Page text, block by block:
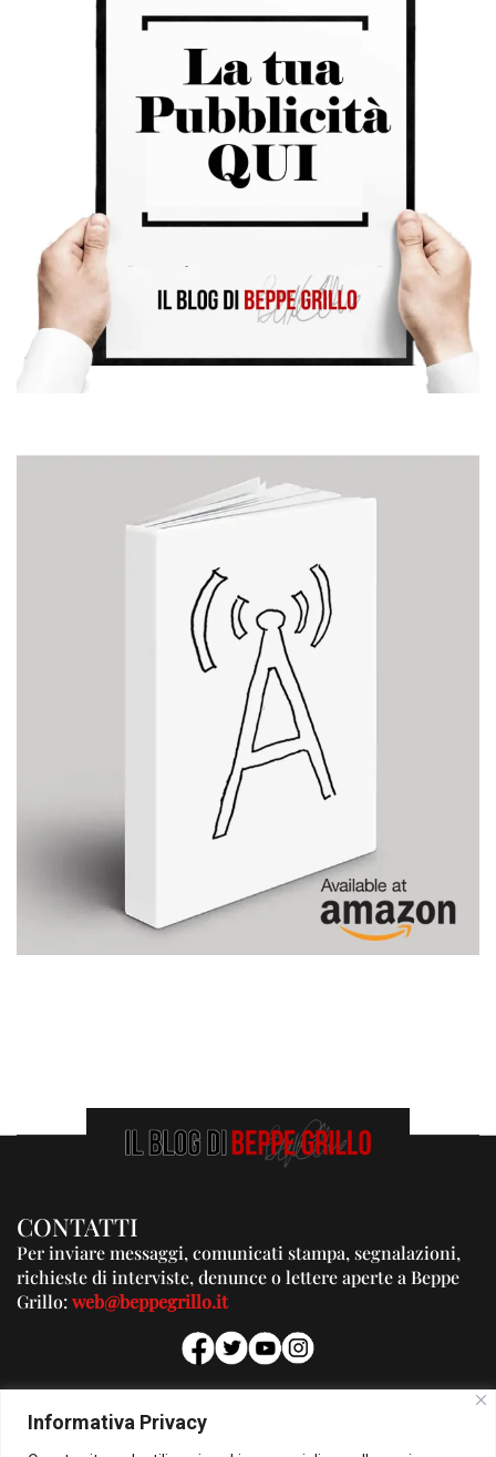
Informativa Privacy
CONTATTI
Per inviare messaggi, comunicati stampa, segnalazioni,
richieste di interviste, denunce o lettere aperte a Beppe
Grillo:web@beppegrillo.it
PUBBLICITA'
Per la tua pubblicità su questo Blog: